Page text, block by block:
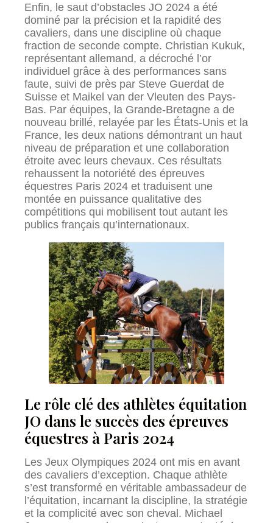
Enfin, le saut d’obstacles JO 2024 a été
dominé par la précision et la rapidité des
cavaliers, dans une discipline où chaque
fraction de seconde compte. Christian Kukuk,
représentant allemand, a décroché l’or
individuel grâce à des performances sans
faute, suivi de près par Steve Guerdat de
Suisse et Maikel van der Vleuten des Pays-
Bas. Par équipes, la Grande-Bretagne a de
nouveau brillé, relayée par les États-Unis et la
France, les deux nations démontrant un haut
niveau de préparation et une collaboration
étroite avec leurs chevaux. Ces résultats
rehaussent la notoriété des épreuves
équestres Paris 2024 et traduisent une
montée en puissance qualitative des
compétitions qui mobilisent tout autant les
publics français qu’internationaux.
Le rôle clé des athlètes équitation
JO dans le succès des épreuves
équestres à Paris 2024
Les Jeux Olympiques 2024 ont mis en avant
des cavaliers d’exception. Chaque athlète
s’est transformé en véritable ambassadeur de
l’équitation, incarnant la discipline, la stratégie
et la complicité avec son cheval. Michael